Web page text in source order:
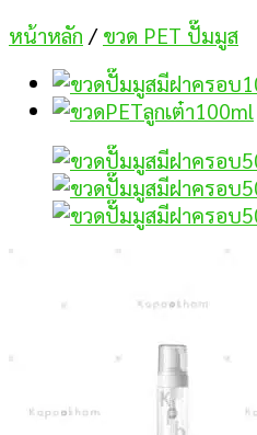
หน้าหลัก / ขวด PET ปั๊มมูส